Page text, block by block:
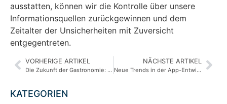
ausstatten, können wir die Kontrolle über unsere
Informationsquellen zurückgewinnen und dem
Zeitalter der Unsicherheiten mit Zuversicht
entgegentreten.
VORHERIGE ARTIKEL
Die Zukunft der Gastronomie: KI-Personal in Restaurants
NÄCHSTE ARTIKEL
Neue Trends in der App-Entwicklung: Innovationen und Entwicklungen 2023
KATEGORIEN